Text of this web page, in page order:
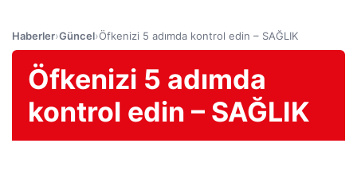
Haberler›Güncel›Öfkenizi 5 adımda kontrol edin – SAĞLIK
Öfkenizi 5 adımda
kontrol edin – SAĞLIK